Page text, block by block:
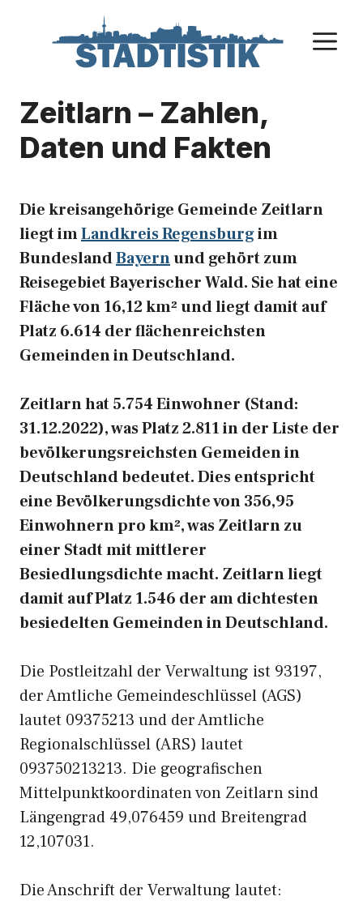
Zeitlarn – Zahlen,
Daten und Fakten
Die kreisangehörige Gemeinde Zeitlarn
liegt imLandkreis Regensburgim
BundeslandBayernund gehört zum
Reisegebiet Bayerischer Wald. Sie hat eine
Fläche von 16,12 km² und liegt damit auf
Platz 6.614 der flächenreichsten
Gemeinden in Deutschland.
Zeitlarn hat 5.754 Einwohner (Stand:
31.12.2022), was Platz 2.811 in der Liste der
bevölkerungsreichsten Gemeiden in
Deutschland bedeutet. Dies entspricht
eine Bevölkerungsdichte von 356,95
Einwohnern pro km², was Zeitlarn zu
einer Stadt mit mittlerer
Besiedlungsdichte macht. Zeitlarn liegt
damit auf Platz 1.546 der am dichtesten
besiedelten Gemeinden in Deutschland.
Die Postleitzahl der Verwaltung ist 93197,
der Amtliche Gemeindeschlüssel (AGS)
lautet 09375213 und der Amtliche
Regionalschlüssel (ARS) lautet
093750213213. Die geografischen
Mittelpunktkoordinaten von Zeitlarn sind
Längengrad 49,076459 und Breitengrad
12,107031.
Die Anschrift der Verwaltung lautet: